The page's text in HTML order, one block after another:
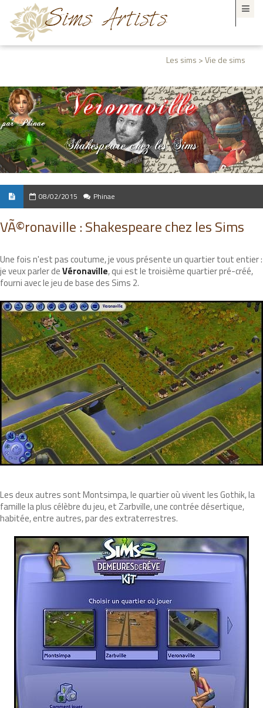
Les sims > Vie de sims
08/02/2015 Phinae
VÃ©ronaville : Shakespeare chez les Sims
Une fois n'est pas coutume, je vous présente un quartier tout entier :
je veux parler deVéronaville, qui est le troisième quartier pré-créé,
fourni avec le jeu de base des Sims 2.
Les deux autres sont Montsimpa, le quartier où vivent les Gothik, la
famille la plus célèbre du jeu, et Zarbville, une contrée désertique,
habitée, entre autres, par des extraterrestres.